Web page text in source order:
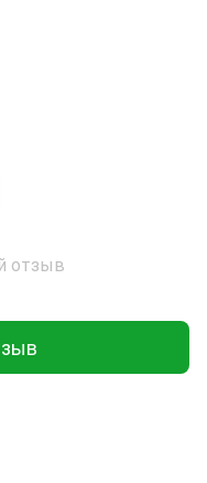
отзыв